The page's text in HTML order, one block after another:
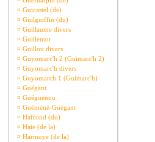
¤ Guicastel (de)
¤ Guilguiffin (du)
¤ Guillaume divers
¤ Guillemot
¤ Guillou divers
¤ Guyomarc'h 2 (Guimarc'h 2)
¤ Guyomarc'h divers
¤ Guyomarch 1 (Guimarc'h)
¤ Guégant
¤ Guéguenou
¤ Guéméné-Guégant
¤ Haffond (du)
¤ Haie (de la)
¤ Harmoye (de la)